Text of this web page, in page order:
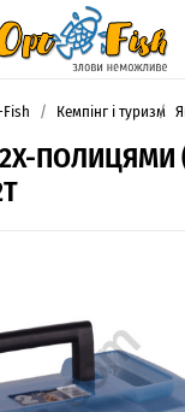
Кемпінг і туризм